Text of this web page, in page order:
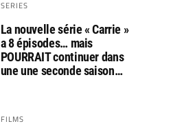
SERIES
La nouvelle série « Carrie »
a 8 épisodes… mais
POURRAIT continuer dans
une une seconde saison…
FILMS